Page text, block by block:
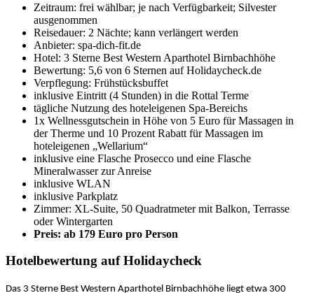
Zeitraum: frei wählbar; je nach Verfügbarkeit; Silvester
ausgenommen
Reisedauer: 2 Nächte; kann verlängert werden
Anbieter: spa-dich-fit.de
Hotel: 3 Sterne Best Western Aparthotel Birnbachhöhe
Bewertung: 5,6 von 6 Sternen auf Holidaycheck.de
Verpflegung: Frühstücksbuffet
inklusive Eintritt (4 Stunden) in die Rottal Terme
tägliche Nutzung des hoteleigenen Spa-Bereichs
1x Wellnessgutschein in Höhe von 5 Euro für Massagen in
der Therme und 10 Prozent Rabatt für Massagen im
hoteleigenen „Wellarium“
inklusive eine Flasche Prosecco und eine Flasche
Mineralwasser zur Anreise
inklusive WLAN
inklusive Parkplatz
Zimmer: XL-Suite, 50 Quadratmeter mit Balkon, Terrasse
oder Wintergarten
Preis: ab 179 Euro pro Person
Hotelbewertung auf Holidaycheck
Das 3 Sterne Best Western Aparthotel Birnbachhöhe liegt etwa 300